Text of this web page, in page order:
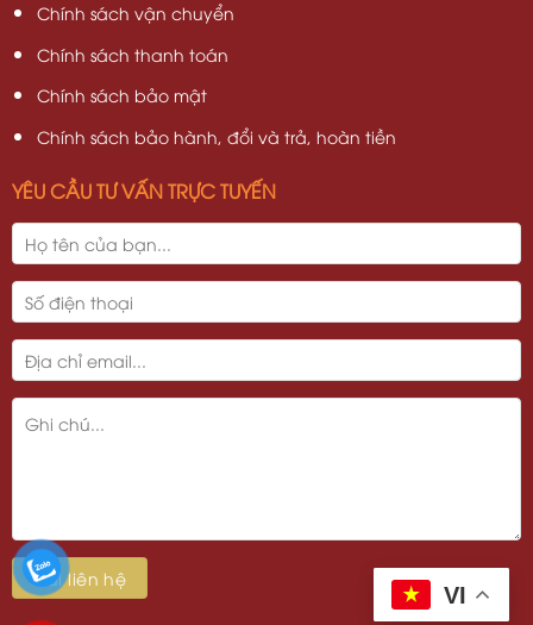
Chính sách vận chuyển
Chính sách thanh toán
Chính sách bảo mật
Chính sách bảo hành, đổi và trả, hoàn tiền
YÊU CẦU TƯ VẤN TRỰC TUYẾN
VI